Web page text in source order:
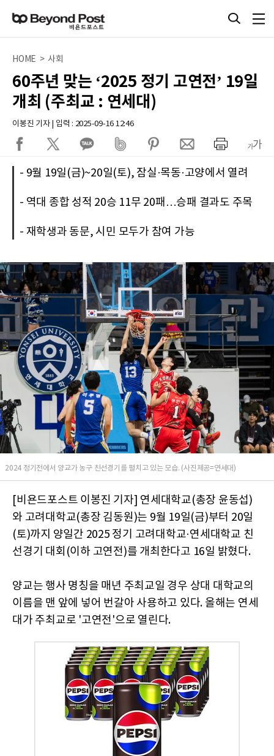
HOME > 사회
60주년 맞는 ‘2025 정기 고연전’ 19일
개최 (주최교 : 연세대)
이봉진 기자 | 입력 : 2025-09-16 12:46
- 9월 19일(금)~20일(토), 잠실·목동·고양에서 열려
- 역대 종합 성적 20승 11무 20패…승패 결과도 주목
- 재학생과 동문, 시민 모두가 참여 가능
2024 정기전에서 양교가 농구 친선경기를 펼치고 있는 모습. (사진제공=연세대)
[비욘드포스트 이봉진 기자] 연세대학교(총장 윤동섭)
와 고려대학교(총장 김동원)는 9월 19일(금)부터 20일
(토)까지 양일간 2025 정기 고려대학교·연세대학교 친
선경기 대회(이하 고연전)를 개최한다고 16일 밝혔다.
양교는 행사 명칭을 매년 주최교일 경우 상대 대학교의
이름을 맨 앞에 넣어 번갈아 사용하고 있다. 올해는 연세
대가 주최교로 '고연전'으로 열린다.